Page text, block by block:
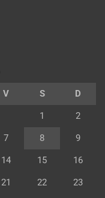
V S D
1 2
7 8 9
14 15 16
21 22 23